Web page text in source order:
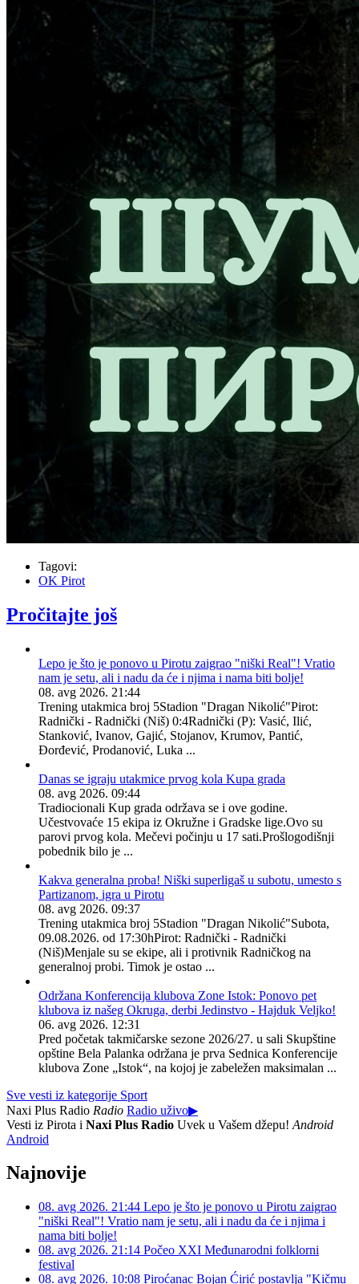
Tagovi:
OK Pirot
Pročitajte još
Lepo je što je ponovo u Pirotu zaigrao "niški Real"! Vratio
nam je setu, ali i nadu da će i njima i nama biti bolje!
08. avg 2026. 21:44
Trening utakmica broj 5Stadion "Dragan Nikolić"Pirot:
Radnički - Radnički (Niš) 0:4Radnički (P): Vasić, Ilić,
Stanković, Ivanov, Gajić, Stojanov, Krumov, Pantić,
Đorđević, Prodanović, Luka ...
Danas se igraju utakmice prvog kola Kupa grada
08. avg 2026. 09:44
Tradiocionali Kup grada održava se i ove godine.
Učestvovaće 15 ekipa iz Okružne i Gradske lige.Ovo su
parovi prvog kola. Mečevi počinju u 17 sati.Prošlogodišnji
pobednik bilo je ...
Kakva generalna proba! Niški superligaš u subotu, umesto s
Partizanom, igra u Pirotu
08. avg 2026. 09:37
Trening utakmica broj 5Stadion "Dragan Nikolić"Subota,
09.08.2026. od 17:30hPirot: Radnički - Radnički
(Niš)Menjale su se ekipe, ali i protivnik Radničkog na
generalnoj probi. Timok je ostao ...
Održana Konferencija klubova Zone Istok: Ponovo pet
klubova iz našeg Okruga, derbi Jedinstvo - Hajduk Veljko!
06. avg 2026. 12:31
Pred početak takmičarske sezone 2026/27. u sali Skupštine
opštine Bela Palanka održana je prva Sednica Konferencije
klubova Zone „Istok“, na kojoj je zabeležen maksimalan ...
Sve vesti iz kategorije Sport
Naxi Plus Radio Radio Radio uživo▶
Vesti iz Pirota i Naxi Plus Radio Uvek u Vašem džepu! Android
Android
Najnovije
08. avg 2026. 21:44 Lepo je što je ponovo u Pirotu zaigrao
"niški Real"! Vratio nam je setu, ali i nadu da će i njima i
nama biti bolje!
08. avg 2026. 21:14 Počeo XXI Međunarodni folklorni
festival
08. avg 2026. 10:08 Piroćanac Bojan Ćirić postavlja "Kičmu